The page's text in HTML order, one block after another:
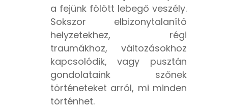
a fejünk fölött lebegő veszély.
Sokszor elbizonytalanító
helyzetekhez, régi
traumákhoz, változásokhoz
kapcsolódik, vagy pusztán
gondolataink szőnek
történeteket arról, mi minden
történhet.